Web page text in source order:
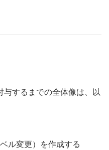
するまでの全体像は、以
ル変更）を作成する